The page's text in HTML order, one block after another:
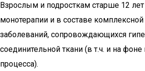
Взрослым и подросткам старше 12
монотерапии и в составе комплексной
заболеваний, сопровождающихся
соединительной ткани (в т.ч. и на фоне
процесса).